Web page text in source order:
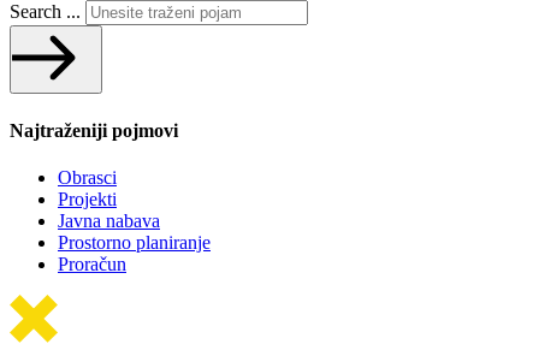
Search ...
Najtraženiji pojmovi
Obrasci
Projekti
Javna nabava
Prostorno planiranje
Proračun